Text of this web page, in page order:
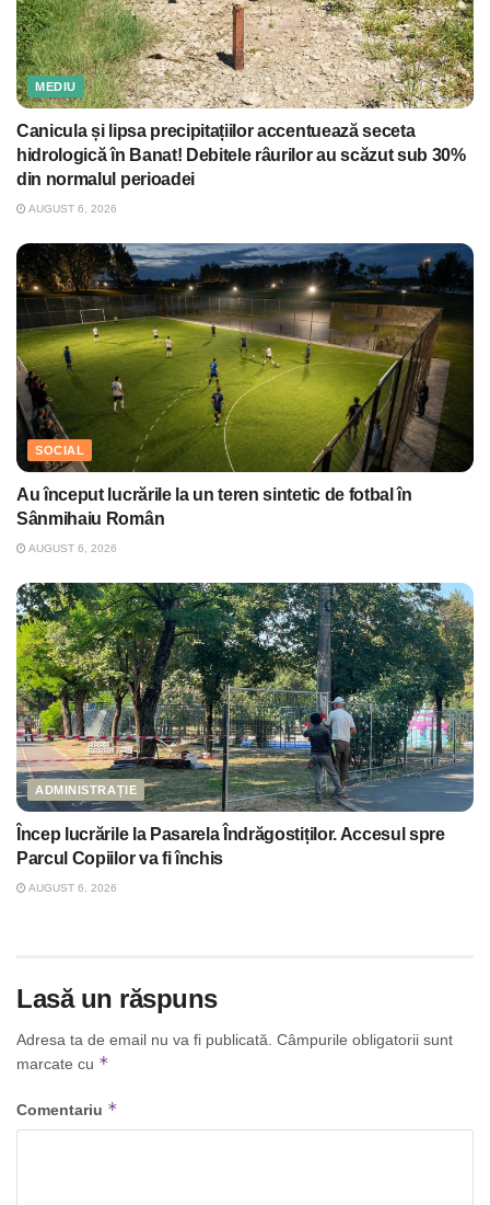
MEDIU
Canicula și lipsa precipitațiilor accentuează seceta
hidrologică în Banat! Debitele râurilor au scăzut sub 30%
din normalul perioadei
AUGUST 6, 2026
SOCIAL
Au început lucrările la un teren sintetic de fotbal în
Sânmihaiu Român
AUGUST 6, 2026
ADMINISTRAȚIE
Încep lucrările la Pasarela Îndrăgostiților. Accesul spre
Parcul Copiilor va fi închis
AUGUST 6, 2026
Lasă un răspuns
Adresa ta de email nu va fi publicată. Câmpurile obligatorii sunt
marcate cu *
Comentariu *